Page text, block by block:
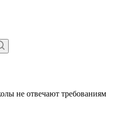
не отвечают требованиям